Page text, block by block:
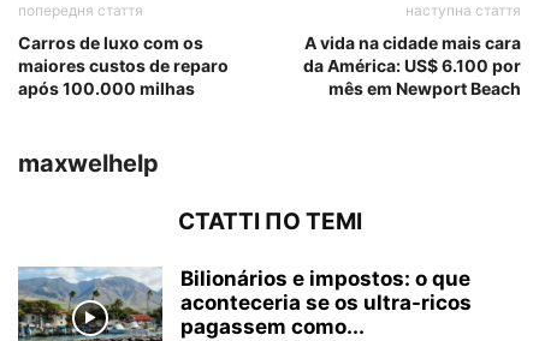
попередня стаття
Carros de luxo com os
maiores custos de reparo
após 100.000 milhas
наступна стаття
A vida na cidade mais cara
da América: US$ 6.100 por
mês em Newport Beach
maxwelhelp
СТАТТІ ПО ТЕМІ
Bilionários e impostos: o que
aconteceria se os ultra-ricos
pagassem como...